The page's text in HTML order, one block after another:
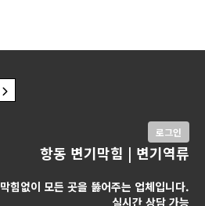
로그인
항동 변기막힘 | 변기역류
막힘없이 모든 곳을 뚫어주는 업체입니다.
실시간 상담 가능